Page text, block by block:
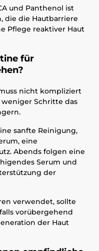
und Panthenol ist
die die Hautbarriere
Pflege reaktiver Haut
für
nicht kompliziert
weniger Schritte das
sanfte Reinigung,
eine
Abends folgen eine
Serum und
der
verwendet, sollte
vorübergehend
der Haut